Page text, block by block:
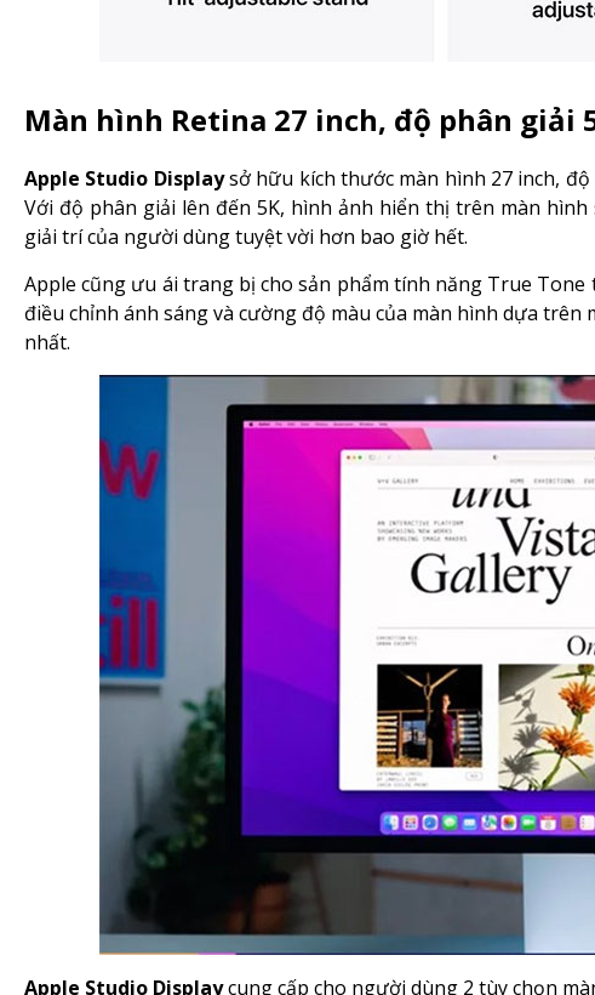
Màn hình Retina 27 inch, độ phân giải
Apple Studio Displaysở hữu kích thước màn hình 27 inch, độ
Với độ phân giải lên đến 5K, hình ảnh hiển thị trên màn
giải trí của người dùng tuyệt vời hơn bao giờ hết.
Apple cũng ưu ái trang bị cho sản phẩm tính năng True
điều chỉnh ánh sáng và cường độ màu của màn hình dựa
nhất.
Apple Studio Displaycung cấp cho người dùng 2 tùy chọn